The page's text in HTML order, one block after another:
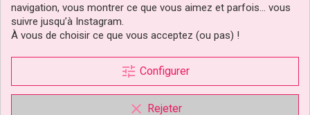
Ajouter au panier
1 avis
Ajouter au panier
navigation, vous montrer ce que vous aimez et parfois… vous
suivre jusqu’à Instagram.
À vous de choisir ce que vous acceptez (ou pas) !
tune Configurer
clear Rejeter